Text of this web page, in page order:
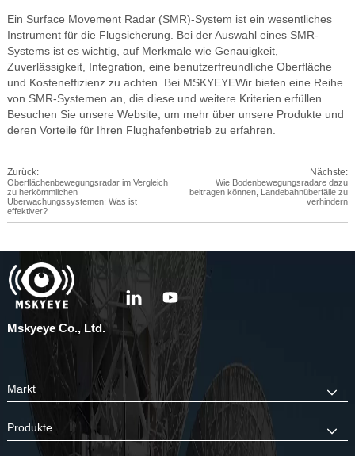
Ein Surface Movement Radar (SMR)-System ist ein wesentliches
Instrument für die Flugsicherung. Bei der Auswahl eines SMR-
Systems ist es wichtig, auf Merkmale wie Genauigkeit,
Zuverlässigkeit, Integration, eine benutzerfreundliche Oberfläche
und Kosteneffizienz zu achten. Bei MSKYEYEWir bieten eine Reihe
von SMR-Systemen an, die diese und weitere Kriterien erfüllen.
Besuchen Sie unsere Website, um mehr über unsere Produkte und
deren Vorteile für Ihren Flughafenbetrieb zu erfahren.
Zurück:
Oberflächenbewegungsradar im Vergleich
zu herkömmlichen
Überwachungssystemen: Was ist
effektiver?
Nächste:
Wie Bodenbewegungsradare dazu
beitragen können, Landebahnüberfälle zu
verhindern
Mskyeye Co., Ltd.
Markt
Produkte